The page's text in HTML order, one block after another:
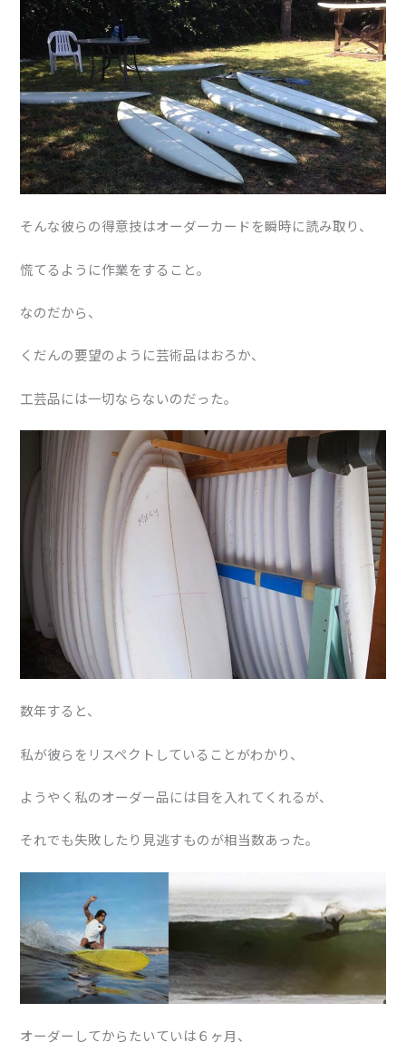
そんな彼らの得意技はオーダーカードを瞬時に読み取り、
慌てるように作業をすること。
なのだから、
くだんの要望のように芸術品はおろか、
工芸品には一切ならないのだった。
数年すると、
私が彼らをリスペクトしていることがわかり、
ようやく私のオーダー品には目を入れてくれるが、
それでも失敗したり見逃すものが相当数あった。
オーダーしてからたいていは６ヶ月、